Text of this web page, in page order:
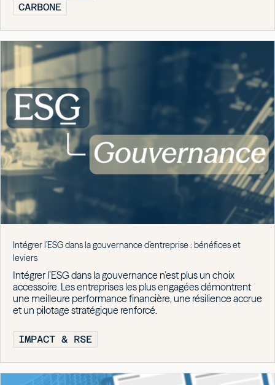
CARBONE
Intégrer l’ESG dans la gouvernance d’entreprise : bénéfices et
leviers
Intégrer l’ESG dans la gouvernance n’est plus un choix
accessoire. Les entreprises les plus engagées démontrent
une meilleure performance financière, une résilience accrue
et un pilotage stratégique renforcé.
IMPACT & RSE